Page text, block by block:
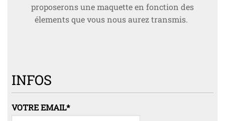
proposerons une maquette en fonction des
élements que vous nous aurez transmis.
INFOS
VOTRE EMAIL*